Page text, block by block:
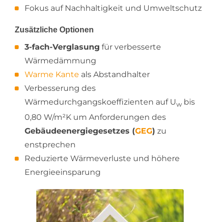
Fokus auf Nachhaltigkeit und Umweltschutz
Zusätzliche Optionen
3-fach-Verglasung für verbesserte
Wärmedämmung
Warme Kante als Abstandhalter
Verbesserung des
Wärmedurchgangskoeffizienten auf Uwbis
0,80 W/m²K um Anforderungen des
Gebäudeenergiegesetzes (GEG) zu
enstprechen
Reduzierte Wärmeverluste und höhere
Energieeinsparung